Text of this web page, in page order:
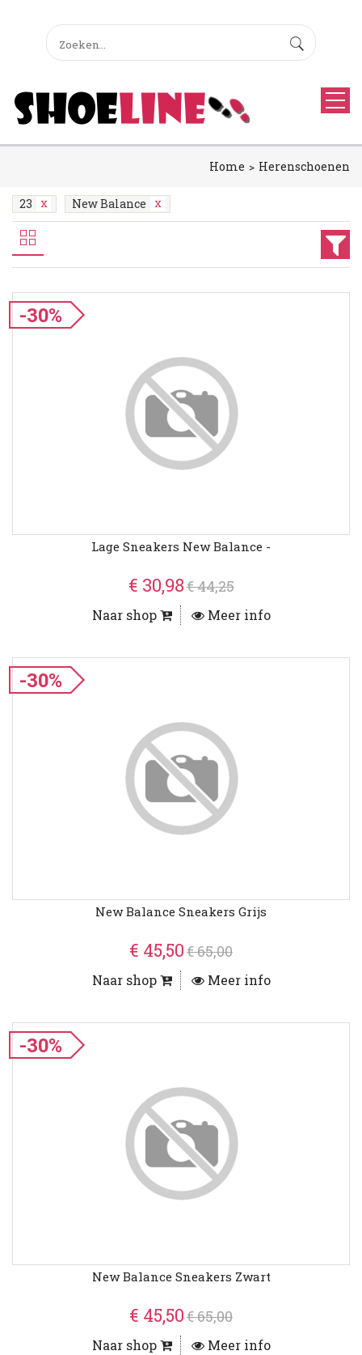
Home Herenschoenen
23 New Balance
-30%
Lage Sneakers New Balance -
€ 30,98€ 44,25
Naar shop Meer info
-30%
New Balance Sneakers Grijs
€ 45,50€ 65,00
Naar shop Meer info
-30%
New Balance Sneakers Zwart
€ 45,50€ 65,00
Naar shop Meer info